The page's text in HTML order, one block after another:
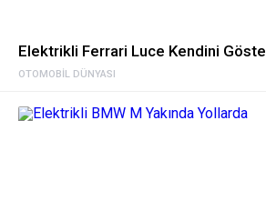
OTOMOBIL DÜNYASI
Elektrikli Ferrari Luce Kendini